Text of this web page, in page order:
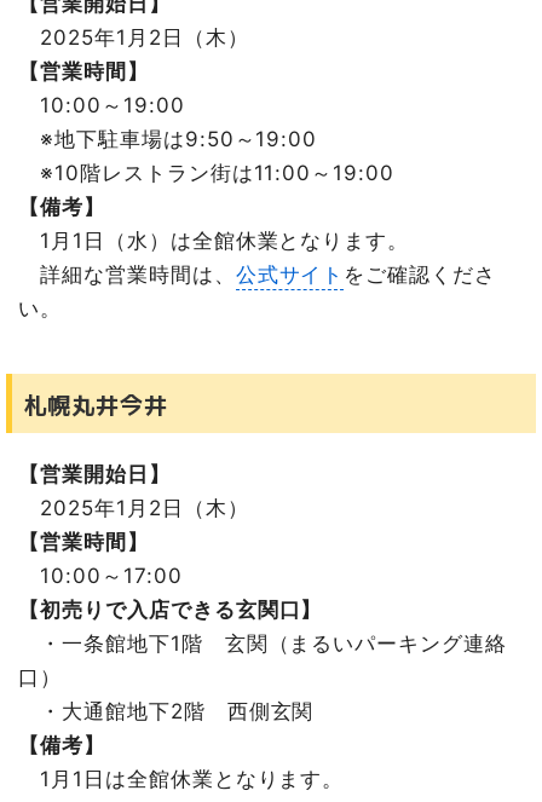
2025年1月2日（木）
【営業時間】
10:00～19:00
※地下駐車場は9:50～19:00
※10階レストラン街は11:00～19:00
【備考】
1月1日（水）は全館休業となります。
詳細な営業時間は、 公式サイト をご確認くださ
い。
札幌丸井今井
【営業開始日】
2025年1月2日（木）
【営業時間】
10:00～17:00
【初売りで入店できる玄関口】
・一条館地下1階 玄関（まるいパーキング連絡
口）
・大通館地下2階 西側玄関
【備考】
1月1日は全館休業となります。